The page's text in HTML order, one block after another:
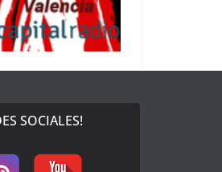
SOCIALES!